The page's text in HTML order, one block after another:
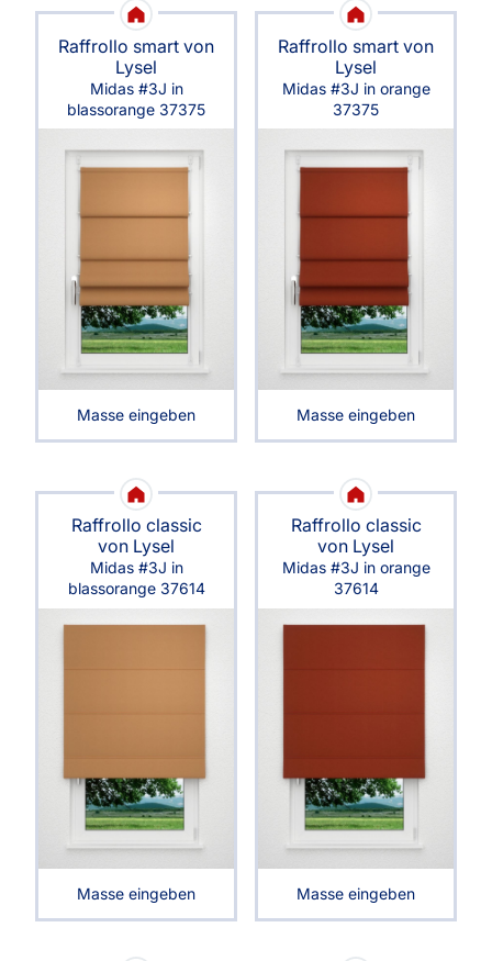
Raffrollo smart von
Lysel
Midas #3J in
blassorange 37375
Masse eingeben
Raffrollo smart von
Lysel
Midas #3J in orange
37375
Masse eingeben
Raffrollo classic
von Lysel
Midas #3J in
blassorange 37614
Masse eingeben
Raffrollo classic
von Lysel
Midas #3J in orange
37614
Masse eingeben